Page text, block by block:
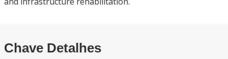
Chave Detalhes